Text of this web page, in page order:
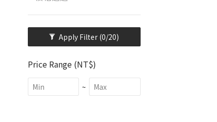
Apply Filter (0/20)
Price Range (NT$)
~